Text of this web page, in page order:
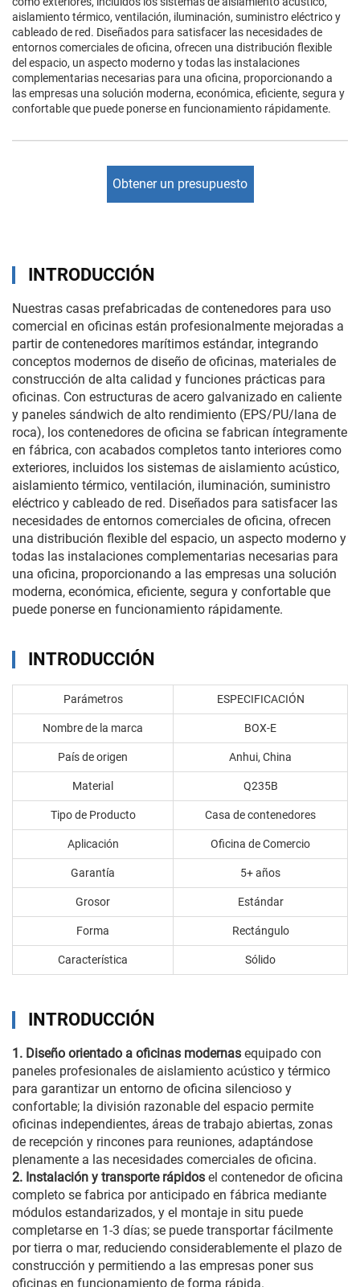
aislamiento térmico, ventilación, iluminación, suministro eléctrico y
cableado de red. Diseñados para satisfacer las necesidades de
entornos comerciales de oficina, ofrecen una distribución flexible
del espacio, un aspecto moderno y todas las instalaciones
complementarias necesarias para una oficina, proporcionando a
las empresas una solución moderna, económica, eficiente, segura y
confortable que puede ponerse en funcionamiento rápidamente.
Obtener un presupuesto
INTRODUCCIÓN
Nuestras casas prefabricadas de contenedores para uso
comercial en oficinas están profesionalmente mejoradas a
partir de contenedores marítimos estándar, integrando
conceptos modernos de diseño de oficinas, materiales de
construcción de alta calidad y funciones prácticas para
oficinas. Con estructuras de acero galvanizado en caliente
y paneles sándwich de alto rendimiento (EPS/PU/lana de
roca), los contenedores de oficina se fabrican íntegramente
en fábrica, con acabados completos tanto interiores como
exteriores, incluidos los sistemas de aislamiento acústico,
aislamiento térmico, ventilación, iluminación, suministro
eléctrico y cableado de red. Diseñados para satisfacer las
necesidades de entornos comerciales de oficina, ofrecen
una distribución flexible del espacio, un aspecto moderno y
todas las instalaciones complementarias necesarias para
una oficina, proporcionando a las empresas una solución
moderna, económica, eficiente, segura y confortable que
puede ponerse en funcionamiento rápidamente.
INTRODUCCIÓN
Parámetros ESPECIFICACIÓN
Nombre de la marca BOX-E
País de origen Anhui, China
Material Q235B
Tipo de Producto Casa de contenedores
Aplicación Oficina de Comercio
Garantía 5+ años
Grosor Estándar
Forma Rectángulo
Característica Sólido
INTRODUCCIÓN
1. Diseño orientado a oficinas modernas equipado con
paneles profesionales de aislamiento acústico y térmico
para garantizar un entorno de oficina silencioso y
confortable; la división razonable del espacio permite
oficinas independientes, áreas de trabajo abiertas, zonas
de recepción y rincones para reuniones, adaptándose
plenamente a las necesidades comerciales de oficina.
2. Instalación y transporte rápidos el contenedor de oficina
completo se fabrica por anticipado en fábrica mediante
módulos estandarizados, y el montaje in situ puede
completarse en 1-3 días; se puede transportar fácilmente
por tierra o mar, reduciendo considerablemente el plazo de
construcción y permitiendo a las empresas poner sus
oficinas en funcionamiento de forma rápida.